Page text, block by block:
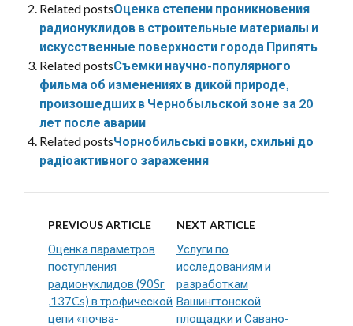
Related postsОценка степени проникновения
радионуклидов в строительные материалы и
искусственные поверхности города Припять
Related postsСъемки научно-популярного
фильма об изменениях в дикой природе,
произошедших в Чернобыльской зоне за 20
лет после аварии
Related postsЧорнобильські вовки, схильні до
радіоактивного зараження
PREVIOUS ARTICLE
Оценка параметров
поступления
радионуклидов (90Sr
,137Cs) в трофической
цепи «почва-
NEXT ARTICLE
Услуги по
исследованиям и
разработкам
Вашингтонской
площадки и Савано-